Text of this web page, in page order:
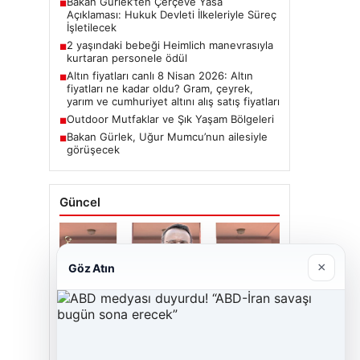
■
Açıklaması: Hukuk Devleti İlkeleriyle Süreç
İşletilecek
■2 yaşındaki bebeği Heimlich manevrasıyla
kurtaran personele ödül
■Altın fiyatları canlı 8 Nisan 2026: Altın
fiyatları ne kadar oldu? Gram, çeyrek,
yarım ve cumhuriyet altını alış satış fiyatları
■Outdoor Mutfaklar ve Şık Yaşam Bölgeleri
■Bakan Gürlek, Uğur Mumcu’nun ailesiyle
görüşecek
Güncel
06/08/2026
Bakan Gürlek’ten Çerçeve Yasa
Göz Atın ×